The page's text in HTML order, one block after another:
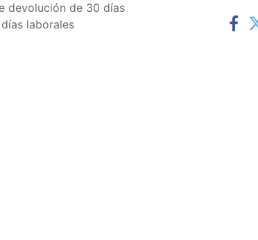
devolución de 30 días
laborales